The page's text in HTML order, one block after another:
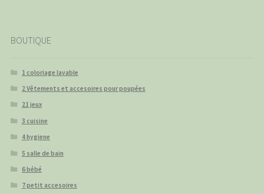
BOUTIQUE
1 coloriage lavable
2 Vêtements et accesoires pour poupées
21 jeux
3 cuisine
4 hygiene
5 salle de bain
6 bébé
7 petit accesoires